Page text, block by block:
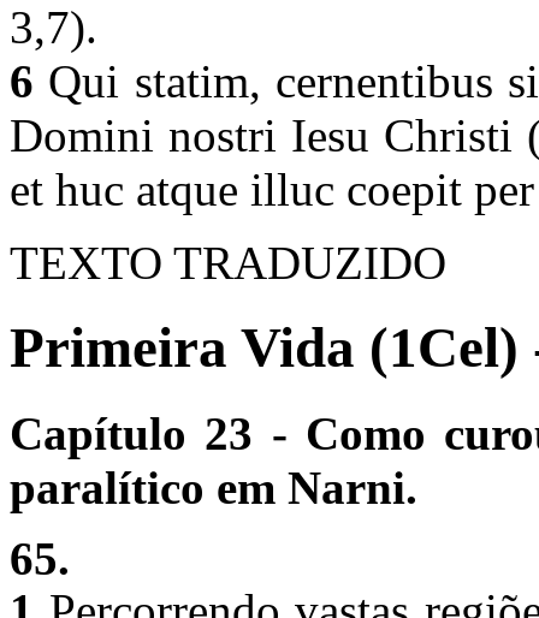
3,7).
6 Qui statim, cernentibus
Domini nostri Iesu Christi
et huc atque illuc coepit
TEXTO TRADUZIDO
Primeira Vida (1Cel)
Capítulo 23 - Como
paralítico em Narni.
65.